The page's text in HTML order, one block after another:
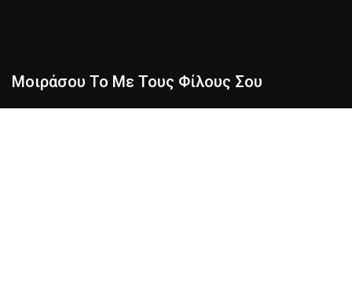
Μοιράσου Το Με Τους Φίλους Σου